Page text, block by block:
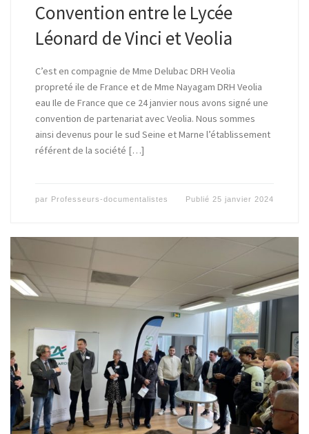
Convention entre le Lycée
Léonard de Vinci et Veolia
C’est en compagnie de Mme Delubac DRH Veolia
propreté ile de France et de Mme Nayagam DRH Veolia
eau Ile de France que ce 24 janvier nous avons signé une
convention de partenariat avec Veolia. Nous sommes
ainsi devenus pour le sud Seine et Marne l’établissement
référent de la société […]
par Professeurs-documentalistes Publié 25 janvier 2024